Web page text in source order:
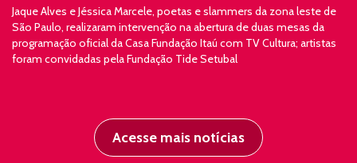
Jaque Alves e Jéssica Marcele, poetas e slammers da zona leste de
São Paulo, realizaram intervenção na abertura de duas mesas da
programação oficial da Casa Fundação Itaú com TV Cultura; artistas
foram convidadas pela Fundação Tide Setubal
Acesse mais notícias